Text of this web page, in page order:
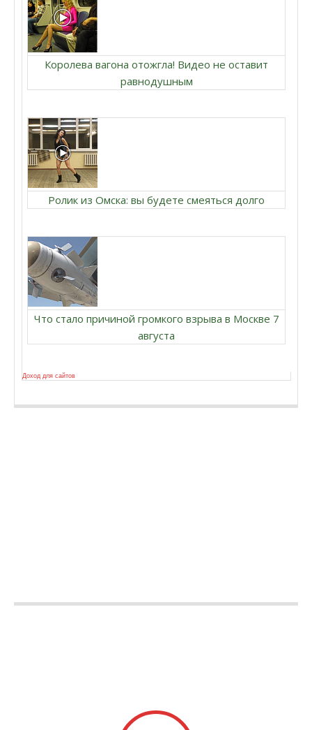
Королева вагона отожгла! Видео не оставит
равнодушным
Ролик из Омска: вы будете смеяться долго
Что стало причиной громкого взрыва в Москве 7
августа
Доход для сайтов